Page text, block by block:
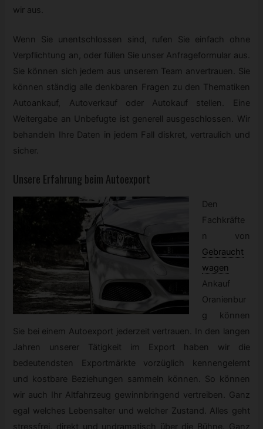
wir aus.
Wenn Sie unentschlossen sind, rufen Sie einfach ohne
Verpflichtung an, oder füllen Sie unser Anfrageformular aus.
Sie können sich jedem aus unserem Team anvertrauen. Sie
können ständig alle denkbaren Fragen zu den Thematiken
Autoankauf, Autoverkauf oder Autokauf stellen. Eine
Weitergabe an Unbefugte ist generell ausgeschlossen. Wir
behandeln Ihre Daten in jedem Fall diskret, vertraulich und
sicher.
Unsere Erfahrung beim Autoexport
Den
Fachkräfte
n von
Gebraucht
wagen
Ankauf
Oranienbur
g können
Sie bei einem Autoexport jederzeit vertrauen. In den langen
Jahren unserer Tätigkeit im Export haben wir die
bedeutendsten Exportmärkte vorzüglich kennengelernt
und kostbare Beziehungen sammeln können. So können
wir auch Ihr Altfahrzeug gewinnbringend vertreiben. Ganz
egal welches Lebensalter und welcher Zustand. Alles geht
stressfrei, direkt und undramatisch über die Bühne. Ganz